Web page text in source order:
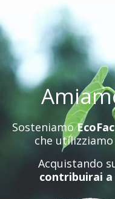
Sosteniamo
che
Acquistando
contribuirai